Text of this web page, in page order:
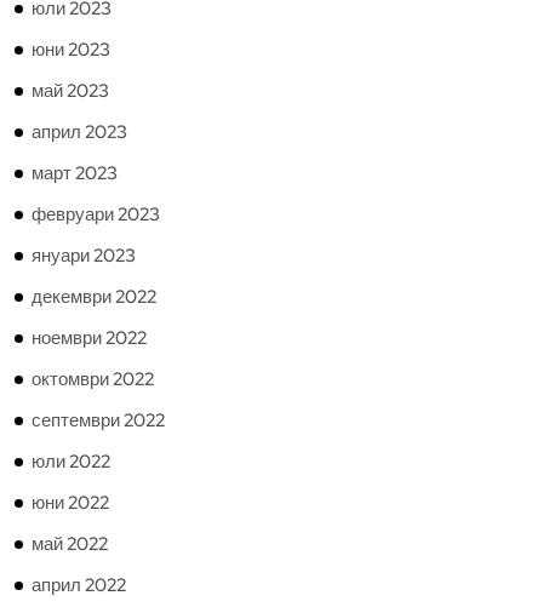
юли 2023
юни 2023
май 2023
април 2023
март 2023
февруари 2023
януари 2023
декември 2022
ноември 2022
октомври 2022
септември 2022
юли 2022
юни 2022
май 2022
април 2022